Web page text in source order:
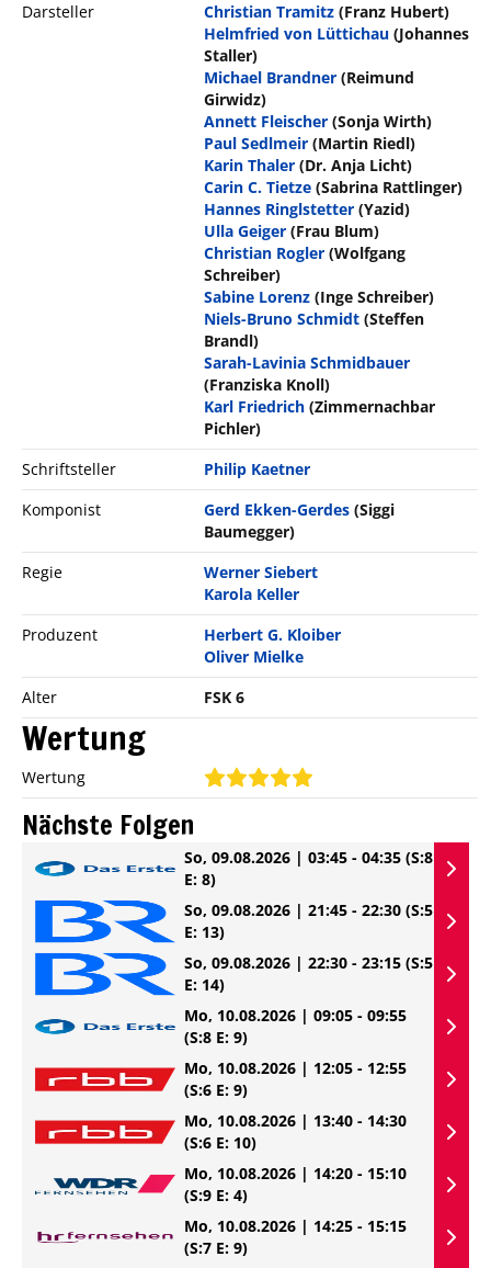
Darsteller
Christian Tramitz (Franz Hubert)
Helmfried von Lüttichau (Johannes
Staller)
Michael Brandner (Reimund
Girwidz)
Annett Fleischer (Sonja Wirth)
Paul Sedlmeir (Martin Riedl)
Karin Thaler (Dr. Anja Licht)
Carin C. Tietze (Sabrina Rattlinger)
Hannes Ringlstetter (Yazid)
Ulla Geiger (Frau Blum)
Christian Rogler (Wolfgang
Schreiber)
Sabine Lorenz (Inge Schreiber)
Niels-Bruno Schmidt (Steffen
Brandl)
Sarah-Lavinia Schmidbauer
(Franziska Knoll)
Karl Friedrich (Zimmernachbar
Pichler)
Schriftsteller
Philip Kaetner
Komponist
Gerd Ekken-Gerdes (Siggi
Baumegger)
Regie
Werner Siebert
Karola Keller
Produzent
Herbert G. Kloiber
Oliver Mielke
Alter
FSK 6
Wertung
Wertung
Nächste Folgen
So, 09.08.2026 | 03:45 - 04:35 (S:8
E: 8)
So, 09.08.2026 | 21:45 - 22:30 (S:5
E: 13)
So, 09.08.2026 | 22:30 - 23:15 (S:5
E: 14)
Mo, 10.08.2026 | 09:05 - 09:55
(S:8 E: 9)
Mo, 10.08.2026 | 12:05 - 12:55
(S:6 E: 9)
Mo, 10.08.2026 | 13:40 - 14:30
(S:6 E: 10)
Mo, 10.08.2026 | 14:20 - 15:10
(S:9 E: 4)
Mo, 10.08.2026 | 14:25 - 15:15
(S:7 E: 9)